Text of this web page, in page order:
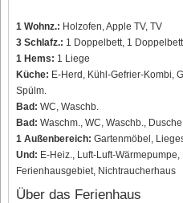
1 Wohnz.: Holzofen, Apple TV, TV
3 Schlafz.: 1 Doppelbett, 1
1 Hems: 1 Liege
Küche: E-Herd, Kühl-Gefrier-Kombi,
Spülm.
Bad: WC, Waschb.
Bad: Waschm., WC, Waschb., Dusche
1 Außenbereich: Gartenmöbel,
Und: E-Heiz., Luft-Luft-
Ferienhausgebiet, Nichtraucherhaus
Über das Ferienhaus